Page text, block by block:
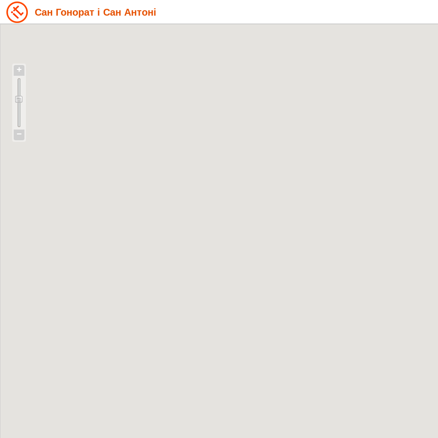
Сан Гонорат і Сан Антоні
+
−